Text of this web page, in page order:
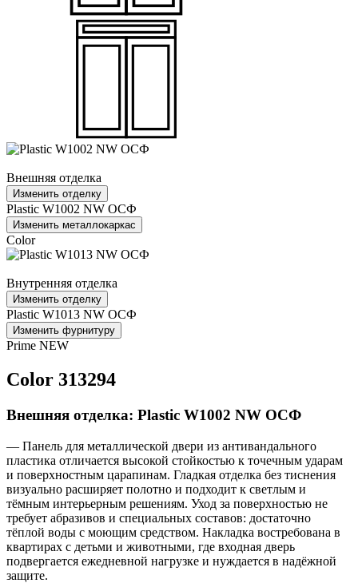
Внешняя отделка
Изменить отделку
Plastic W1002 NW ОСФ
Изменить металлокаркас
Color
Внутренняя отделка
Изменить отделку
Plastic W1013 NW ОСФ
Изменить фурнитуру
Prime NEW
Color 313294
Внешняя отделка: Plastic W1002 NW ОСФ
— Панель для металлической двери из антивандального
пластика отличается высокой стойкостью к точечным ударам
и поверхностным царапинам. Гладкая отделка без тиснения
визуально расширяет полотно и подходит к светлым и
тёмным интерьерным решениям. Уход за поверхностью не
требует абразивов и специальных составов: достаточно
тёплой воды с моющим средством. Накладка востребована в
квартирах с детьми и животными, где входная дверь
подвергается ежедневной нагрузке и нуждается в надёжной
защите.